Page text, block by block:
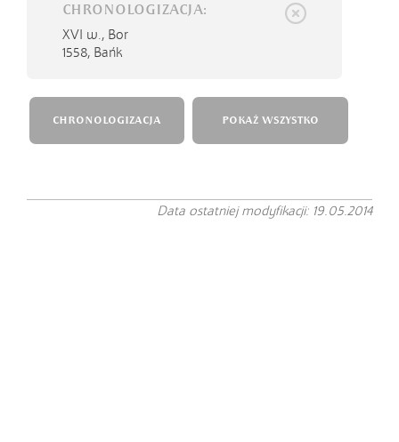
CHRONOLOGIZACJA:
XVI w., Bor
1558, Bańk
CHRONOLOGIZACJA POKAŻ WSZYSTKO
Data ostatniej modyfikacji: 19.05.2014